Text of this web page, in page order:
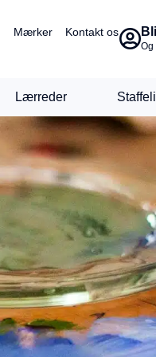
Mærker Kontakt os
Og
Lærreder Staffeli